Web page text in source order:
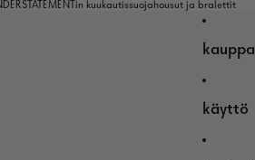
kuukautissuojahousut ja bralettit
kauppa
käyttö